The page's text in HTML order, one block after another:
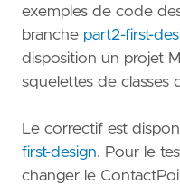
exemples de code
branche part2-first-
disposition un projet
squelettes de classes
Le correctif est
first-design. Pour le
changer le